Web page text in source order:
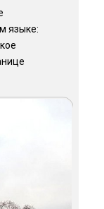
языке: